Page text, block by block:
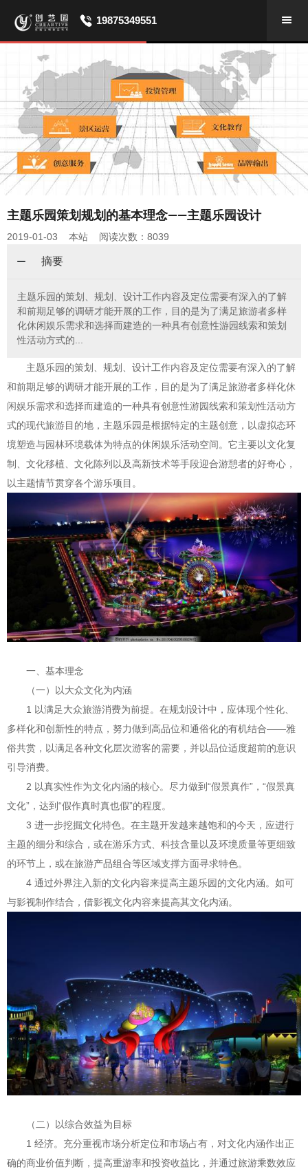
19875349551
主题乐园策划规划的基本理念——主题乐园设计
2019-01-03 本站 阅读次数：8039
摘要
主题乐园的策划、规划、设计工作内容及定位需要有深入的了解
和前期足够的调研才能开展的工作，目的是为了满足旅游者多样
化休闲娱乐需求和选择而建造的一种具有创意性游园线索和策划
性活动方式的...
主题乐园的策划、规划、设计工作内容及定位需要有深入的了解
和前期足够的调研才能开展的工作，目的是为了满足旅游者多样化休
闲娱乐需求和选择而建造的一种具有创意性游园线索和策划性活动方
式的现代旅游目的地，主题乐园是根据特定的主题创意，以虚拟态环
境塑造与园林环境载体为特点的休闲娱乐活动空间。它主要以文化复
制、文化移植、文化陈列以及高新技术等手段迎合游憩者的好奇心，
以主题情节贯穿各个游乐项目。
一、基本理念
（一）以大众文化为内涵
1 以满足大众旅游消费为前提。在规划设计中，应体现个性化、
多样化和创新性的特点，努力做到高品位和通俗化的有机结合——雅
俗共赏，以满足各种文化层次游客的需要，并以品位适度超前的意识
引导消费。
2 以真实性作为文化内涵的核心。尽力做到“假景真作”，“假景真
文化”，达到“假作真时真也假”的程度。
3 进一步挖掘文化特色。在主题开发越来越饱和的今天，应进行
主题的细分和综合，或在游乐方式、科技含量以及环境质量等更细致
的环节上，或在旅游产品组合等区域支撑方面寻求特色。
4 通过外界注入新的文化内容来提高主题乐园的文化内涵。如可
与影视制作结合，借影视文化内容来提高其文化内涵。
（二）以综合效益为目标
1 经济。充分重视市场分析定位和市场占有，对文化内涵作出正
确的商业价值判断，提高重游率和投资收益比，并通过旅游乘数效应